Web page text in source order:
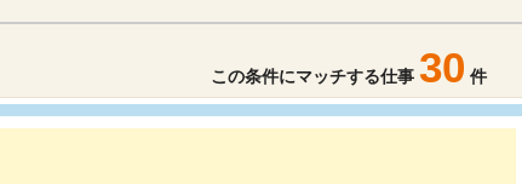
この条件にマッチする仕事 30 件